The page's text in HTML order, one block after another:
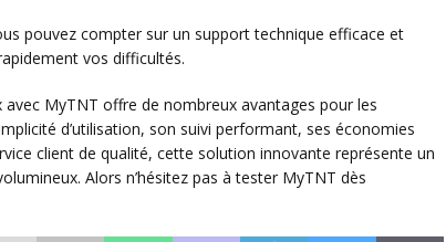
pouvez compter sur un support technique efficace et
vos difficultés.
MyTNT offre de nombreux avantages pour les
d’utilisation, son suivi performant, ses économies
client de qualité, cette solution innovante représente un
Alors n’hésitez pas à tester MyTNT dès